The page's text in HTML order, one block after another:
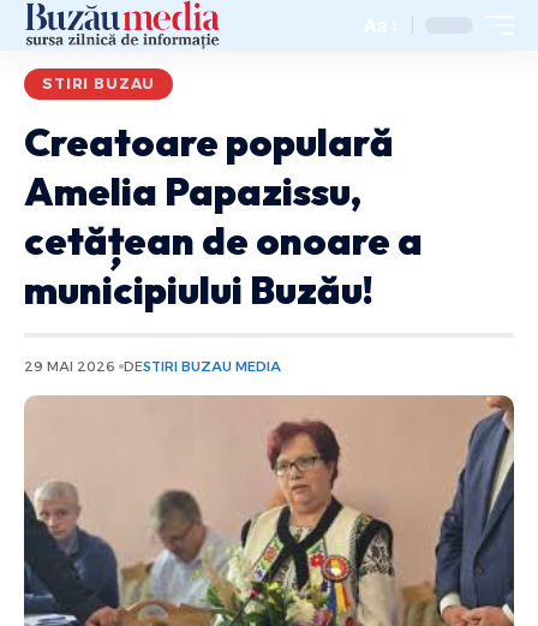
Aa
STIRI BUZAU
Creatoare populară
Amelia Papazissu,
cetățean de onoare a
municipiului Buzău!
29 MAI 2026 DESTIRI BUZAU MEDIA